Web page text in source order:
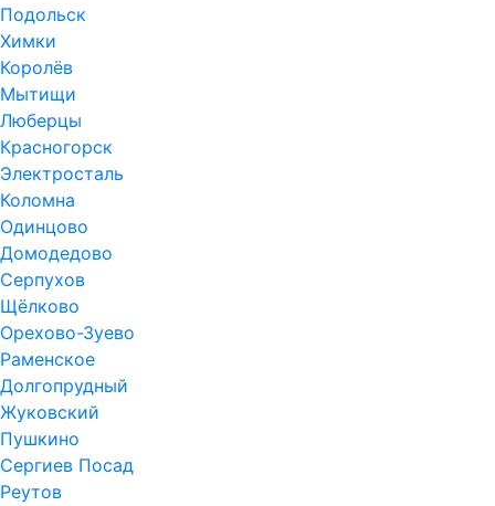
Подольск
Химки
Королёв
Мытищи
Люберцы
Красногорск
Электросталь
Коломна
Одинцово
Домодедово
Серпухов
Щёлково
Орехово-Зуево
Раменское
Долгопрудный
Жуковский
Пушкино
Сергиев Посад
Реутов